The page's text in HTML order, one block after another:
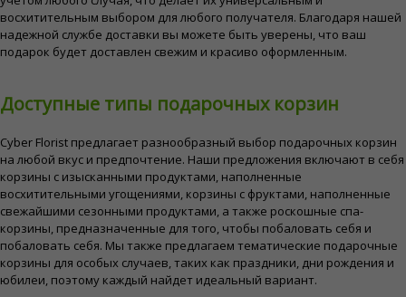
восхитительным выбором для любого получателя. Благодаря нашей
надежной службе доставки вы можете быть уверены, что ваш
подарок будет доставлен свежим и красиво оформленным.
Доступные типы подарочных корзин
Cyber ​​Florist предлагает разнообразный выбор подарочных корзин
на любой вкус и предпочтение. Наши предложения включают в себя
корзины с изысканными продуктами, наполненные
восхитительными угощениями, корзины с фруктами, наполненные
свежайшими сезонными продуктами, а также роскошные спа-
корзины, предназначенные для того, чтобы побаловать себя и
побаловать себя. Мы также предлагаем тематические подарочные
корзины для особых случаев, таких как праздники, дни рождения и
юбилеи, поэтому каждый найдет идеальный вариант.